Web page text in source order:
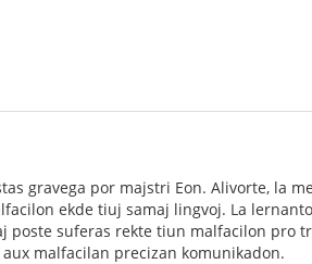
gravega por majstri Eon. Alivorte, la
ekde tiuj samaj lingvoj. La
poste suferas rekte tiun malfacilon pro
malfacilan precizan komunikadon.